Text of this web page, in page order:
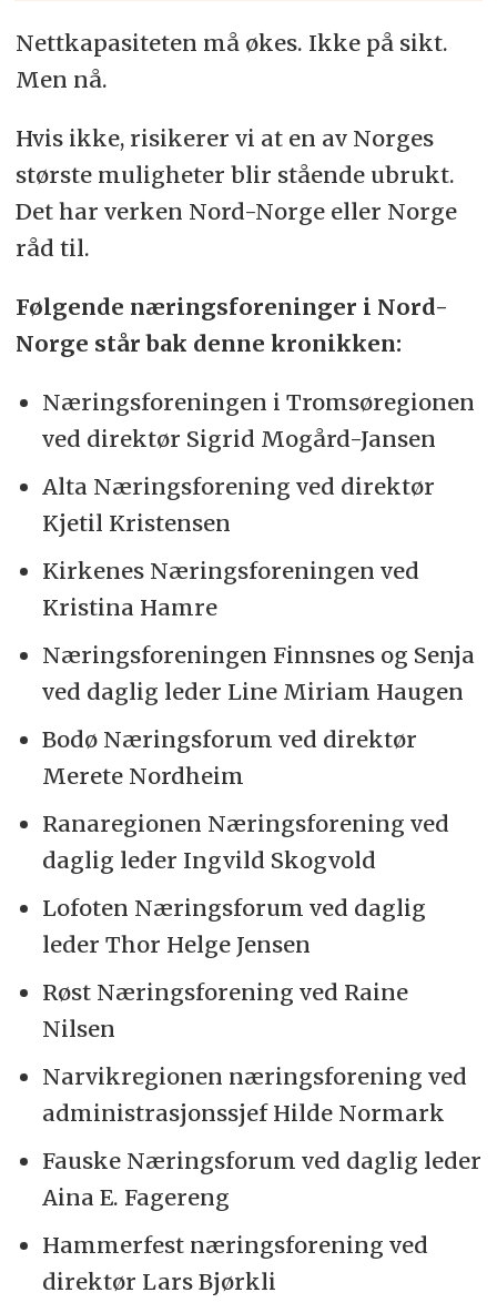
Nettkapasiteten må økes. Ikke på sikt.
Men nå.
Hvis ikke, risikerer vi at en av Norges
største muligheter blir stående ubrukt.
Det har verken Nord-Norge eller Norge
råd til.
Følgende næringsforeninger i Nord-
Norge står bak denne kronikken:
Næringsforeningen i Tromsøregionen
ved direktør Sigrid Mogård-Jansen
Alta Næringsforening ved direktør
Kjetil Kristensen
Kirkenes Næringsforeningen ved
Kristina Hamre
Næringsforeningen Finnsnes og Senja
ved daglig leder Line Miriam Haugen
Bodø Næringsforum ved direktør
Merete Nordheim
Ranaregionen Næringsforening ved
daglig leder Ingvild Skogvold
Lofoten Næringsforum ved daglig
leder Thor Helge Jensen
Røst Næringsforening ved Raine
Nilsen
Narvikregionen næringsforening ved
administrasjonssjef Hilde Normark
Fauske Næringsforum ved daglig leder
Aina E. Fagereng
Hammerfest næringsforening ved
direktør Lars Bjørkli